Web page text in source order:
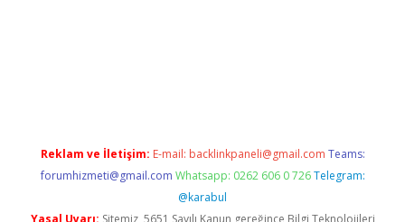
Reklam ve İletişim: E-mail: backlinkpaneli@gmail.com Teams:
forumhizmeti@gmail.com Whatsapp: 0262 606 0 726 Telegram:
@karabul
Yasal Uyarı: Sitemiz, 5651 Sayılı Kanun gereğince Bilgi Teknolojileri